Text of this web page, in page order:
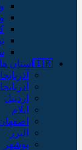
🇮🇷استان ها
اردبیل
ایلام
البرز
بوشهر